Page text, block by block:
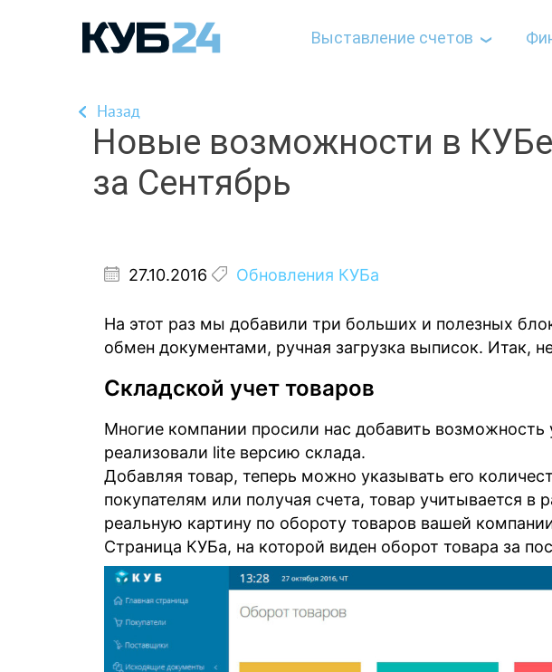
Выставление счетов
Назад
Новые возможности в
за Сентябрь
27.10.2016 Обновления КУБа
На этот раз мы добавили три больших и полезных
обмен документами, ручная загрузка выписок. Итак,
Складской учет товаров
Многие компании просили нас добавить
реализовали lite версию склада.
Добавляя товар, теперь можно указывать его
покупателям или получая счета, товар учитывается в
реальную картину по обороту товаров вашей
Страница КУБа, на которой виден оборот товара за